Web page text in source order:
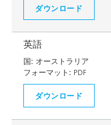
ダウンロード
英語
国: オーストラリア
フォーマット: PDF
ダウンロード